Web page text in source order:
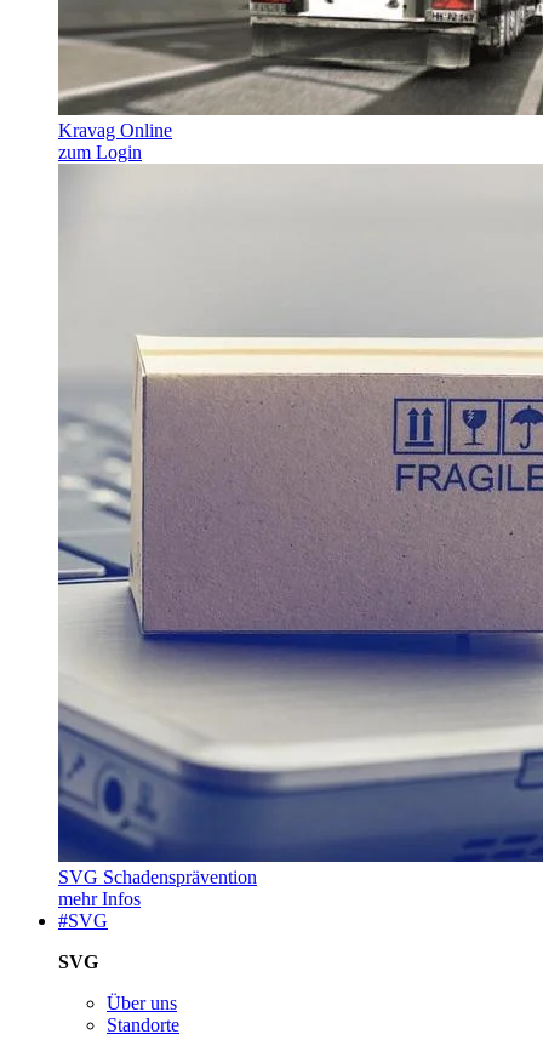
Kravag Online
zum Login
SVG Schadensprävention
mehr Infos
#SVG
SVG
Über uns
Standorte